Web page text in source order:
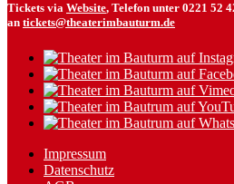
Tickets via Website, Telefon unter 0221 52
an tickets@theaterimbauturm.de
Impressum
Datenschutz